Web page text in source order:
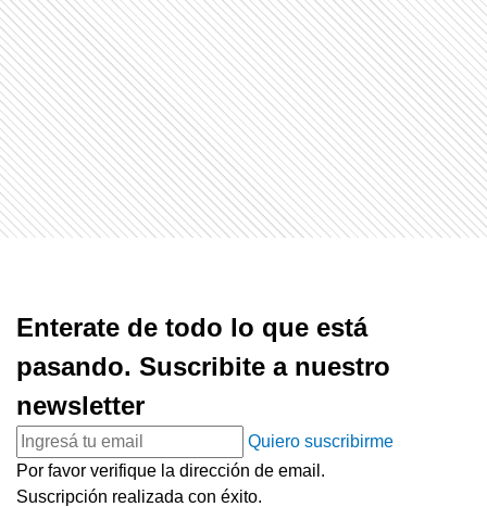
Enterate de todo lo que está
pasando. Suscribite a nuestro
newsletter
Quiero suscribirme
Por favor verifique la dirección de email.
Suscripción realizada con éxito.